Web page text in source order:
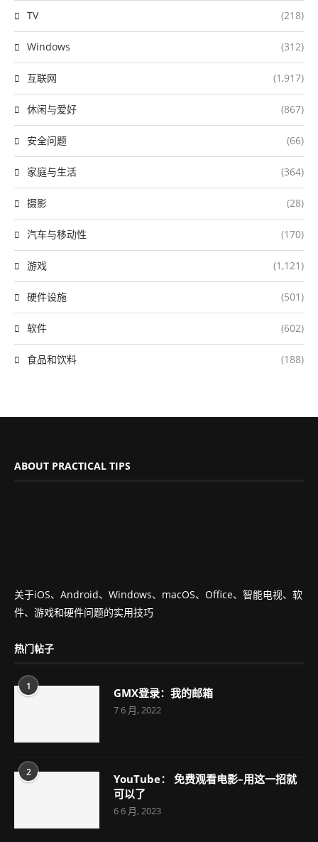
TV (218)
Windows (312)
互联网 (1,917)
休闲与爱好 (867)
安全问题 (66)
家庭与生活 (364)
摄影 (28)
汽车与移动性 (170)
游戏 (1,121)
硬件设施 (501)
软件 (602)
食品和饮料 (188)
ABOUT PRACTICAL TIPS
关于iOS、Android、Windows、macOS、Office、智能电视、软
件、游戏和硬件问题的实用技巧
热门帖子
1 GMX登录：我的邮箱
7 6 月, 2022
2
YouTube： 免费观看电影–用这一招就
可以了
6 6 月, 2023